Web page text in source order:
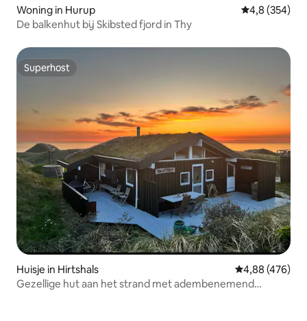
Woning in Hurup Gemiddelde
4,8 (354)
De balkenhut bij Skibsted fjord in Thy
Superhost
Superhost
Huisje in Hirtshals Gemiddelde
4,88 (476)
Gezellige hut aan het strand met adembenemend